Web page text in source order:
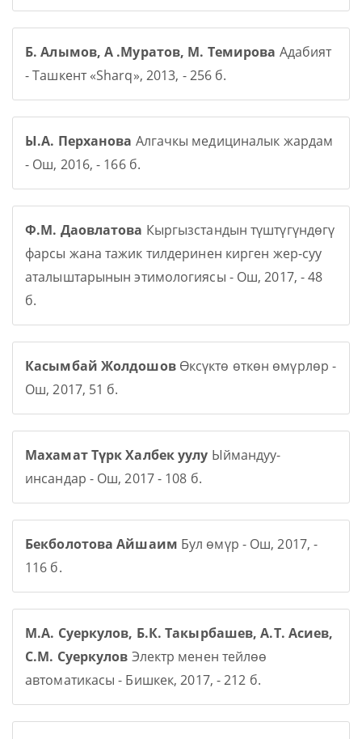
Б. Алымов, А .Муратов, М. Темирова Адабият
- Ташкент «Sharq», 2013, - 256 б.
Ы.А. Перханова Алгачкы медициналык жардам
- Ош, 2016, - 166 б.
Ф.М. Даовлатова Кыргызстандын түштүгүндөгү
фарсы жана тажик тилдеринен кирген жер-суу
аталыштарынын этимологиясы - Ош, 2017, - 48
б.
Касымбай Жолдошов Өксүктө өткөн өмүрлөр -
Ош, 2017, 51 б.
Махамат Түрк Халбек уулу Ыймандуу-
инсандар - Ош, 2017 - 108 б.
Бекболотова Айшаим Бул өмүр - Ош, 2017, -
116 б.
М.А. Суеркулов, Б.К. Такырбашев, А.Т. Асиев,
С.М. Суеркулов Электр менен тейлөө
автоматикасы - Бишкек, 2017, - 212 б.